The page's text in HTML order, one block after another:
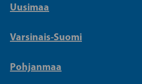
Uusimaa
Varsinais-Suomi
Pohjanmaa